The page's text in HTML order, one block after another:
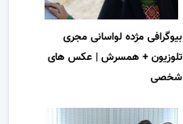
بیوگرافی مژده لواسانی مجری
تلوزیون + همسرش | عکس های
شخصی